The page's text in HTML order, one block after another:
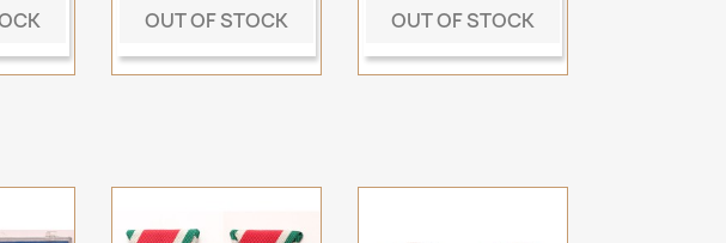
OUT OF STOCK
OUT OF STOCK